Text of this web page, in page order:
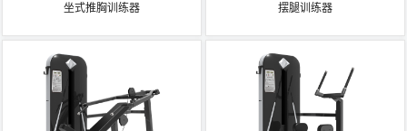
坐式推胸训练器 摆腿训练器